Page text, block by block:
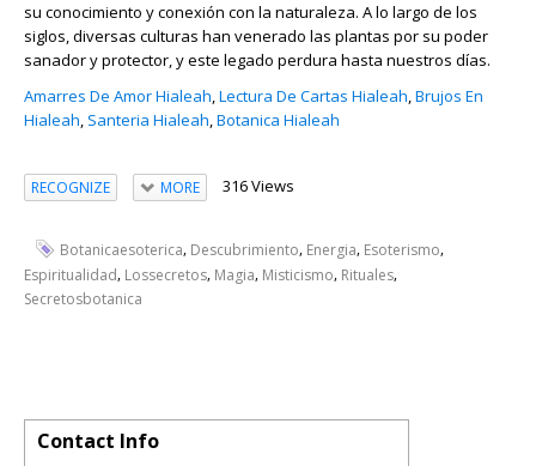
su conocimiento y conexión con la naturaleza. A lo largo de los
siglos, diversas culturas han venerado las plantas por su poder
sanador y protector, y este legado perdura hasta nuestros días.
Amarres De Amor Hialeah,Lectura De Cartas Hialeah,Brujos En
Hialeah, Santeria Hialeah,Botanica Hialeah
RECOGNIZE MORE 316 Views
Botanicaesoterica, Descubrimiento, Energia, Esoterismo,
Espiritualidad, Lossecretos, Magia, Misticismo, Rituales,
Secretosbotanica
Contact Info